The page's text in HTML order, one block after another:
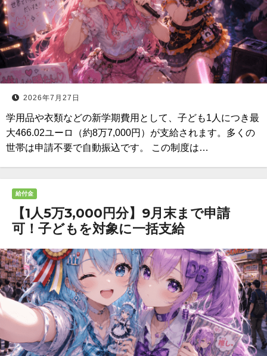
2026年7月27日
学用品や衣類などの新学期費用として、子ども1人につき最
大466.02ユーロ（約8万7,000円）が支給されます。多くの
世帯は申請不要で自動振込です。 この制度は…
給付金
【1人5万3,000円分】9月末まで申請
可！子どもを対象に一括支給